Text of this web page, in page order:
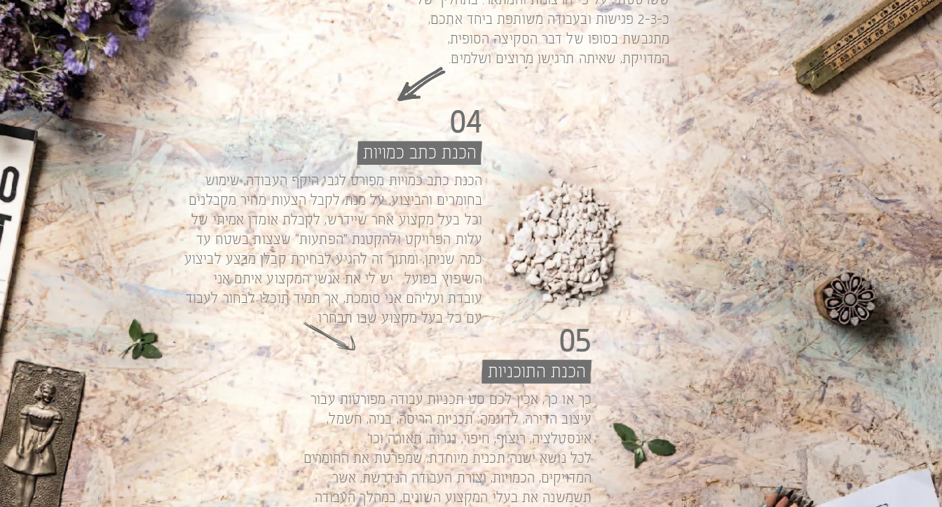
כ-2-3 פגישות ובעבודה משותפת ביחד אתכם,
מתגבשת בסופו של דבר הסקיצה הסופית,
המדויקת, שאיתה תרגישו מרוצים ושלמים.
04
הכנת כתב כמויות
הכנת כתב כמויות מפורט לגבי היקף העבודה, שימוש
בחומרים והביצוע, על מנת לקבל הצעות מחיר מקבלנים
וכל בעל מקצוע אחר שיידרש, לקבלת אומדן אמיתי של
עלות הפרויקט ולהקטנת "הפתעות" שצצות בשטח עד
כמה שניתן, ומתוך זה להגיע לבחירת קבלן מבצע לביצוע
השיפוץ בפועל. יש לי את אנשי המקצוע איתם אני
עובדת ועליהם אני סומכת, אך תמיד תוכלו לבחור לעבוד
עם כל בעל מקצוע שבו תבחרו.
05
הכנת התוכניות
כך או כך, אכין לכם סט תכניות עבודה מפורטות עבור
עיצוב הדירה, לדוגמה: תכניות הריסה, בניה, חשמל,
אינסטלציה, ריצוף, חיפוי, נגרות, תאורה וכו'.
לכל נושא ישנה תכנית מיוחדת, שמפרטת את החומרים
המדויקים, הכמויות, וצורת העבודה הנדרשת, אשר
תשמשנה את בעלי המקצוע השונים, במהלך העבודה.